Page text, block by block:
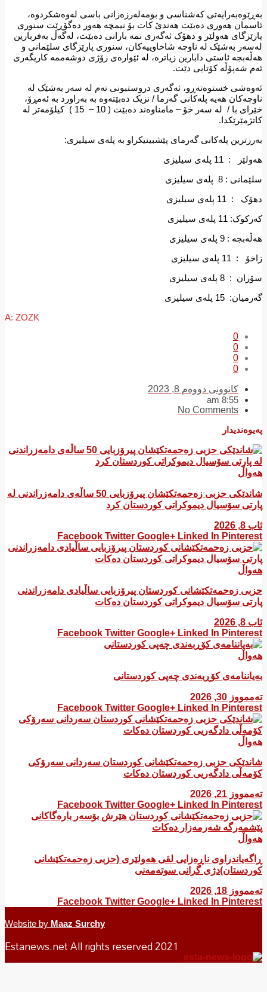
كه‌شناسی و بومه‌له‌رزه‌زانی باسی له‌وه‌شكردوه‌،
هەوری دەبێت هەندێ کات بۆ نیمچە هەور دەگۆڕێت سنوری
هەولێر و دهۆک ئەگەری نمە بارانی دەبێت، لەگەڵ بەفربارین
بەشێک لە ناوچە شاخاوییەکان، سنوری پارێزگای سلێمانی و
ئاستی دابارین زیاترە، لە ئێوارەی رۆژی دوشەممە کاریگەری
شەپۆڵە کۆتایی دێت.
خستوه‌ته‌ڕو، ئەگەری دروستبونی تەم لە سەر بەشێک لە
هەیە پلەکانی گەرما / نزیک دەبێتەوە بە بەراورد بە ئەمڕۆ،
خێرای با / لە سەر خۆ – مامناوەند دەبێت ( 10 – 15 ) كیلۆمه‌تر له‌
پلەکانی گەرمای پێشبینیکراو بە پلەی سیلیزی:
: 11 پلەی سیلیزی
: 8 پلەی سیلیزی
: 11 پلەی سیلیزی
11 پلەی سیلیزی
: 9 پلەی سیلیزی
11 پلەی سیلیزی
: 8 پلەی سیلیزی
15 پلەی سیلیزی
A: ZOZK
0
0
0
0
کانوونی دووەم 8, 2023
8:55 am
No Comments
شاندێکی حزبی زەحمەتکێشان پیرۆزبایی 50 ساڵەی دامەزراندنی لە
سۆسیال دیموکراتی کوردستان کرد
2026
Facebook Twitter Google+ Linked In
زەحمەتکێشانی کوردستان پیرۆزبایی ساڵیادی دامەزراندنی
سۆسیال دیموکراتی کوردستان دەکات
2026
Facebook Twitter Google+ Linked In
کۆڕبەندی چەپی کوردستانی
30, 2026
Facebook Twitter Google+ Linked In
حزبی زەحمەتکێشانی کوردستان سەردانی سەرۆکی
دادگەریی کوردستان دەکات
21, 2026
Facebook Twitter Google+ Linked In
ناڕەزایی لقی هەولێری (حزبی زەحمەتکێشانی
گرانی سوتەمەنی
18, 2026
Facebook Twitter Google+ Linked In
Website byMaaz Surchy
Estanews.net All rights reserved 2021